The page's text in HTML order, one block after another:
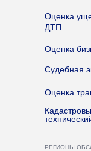
РЕГИОНЫ
Оценка
ДТП
Оценка
Судебная
Оценка